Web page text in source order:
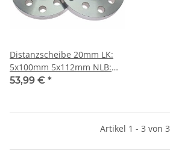
Distanzscheibe 20mm LK:
5x100mm 5x112mm NLB:
57,1mm - mit
53,99 € *
Artikel 1 - 3 von 3